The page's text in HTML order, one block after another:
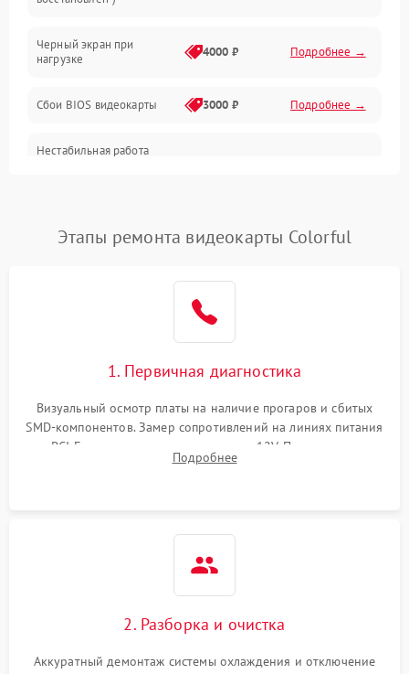
Электропитание
ПО
Электронные компоненты
Общие поломки
Механические повреждения
Черный экран при
нагрузке
4000 ₽ Подробнее →
Сбои BIOS видеокарты 3000 ₽ Подробнее →
Нестабильная работа
Этапы ремонта видеокарты Colorful
1. Первичная диагностика
Визуальный осмотр платы на наличие прогаров и сбитых
SMD-компонентов. Замер сопротивлений на линиях питания
PCI-E и дополнительных разъемах 12V. Проверка на
короткое замыкание основных дросселей питания GPU и
Подробнее
2. Разборка и очистка
Аккуратный демонтаж системы охлаждения и отключение